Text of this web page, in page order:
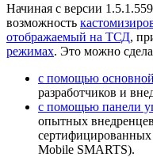
Начиная с версии
возможность
отображаемый на ТСД,
режимах. Это можно
с помощью
разработчиков и
с помощью панели
опытных
сертифицированных
Mobile SMARTS).